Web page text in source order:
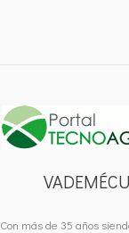
Con más de 35 años